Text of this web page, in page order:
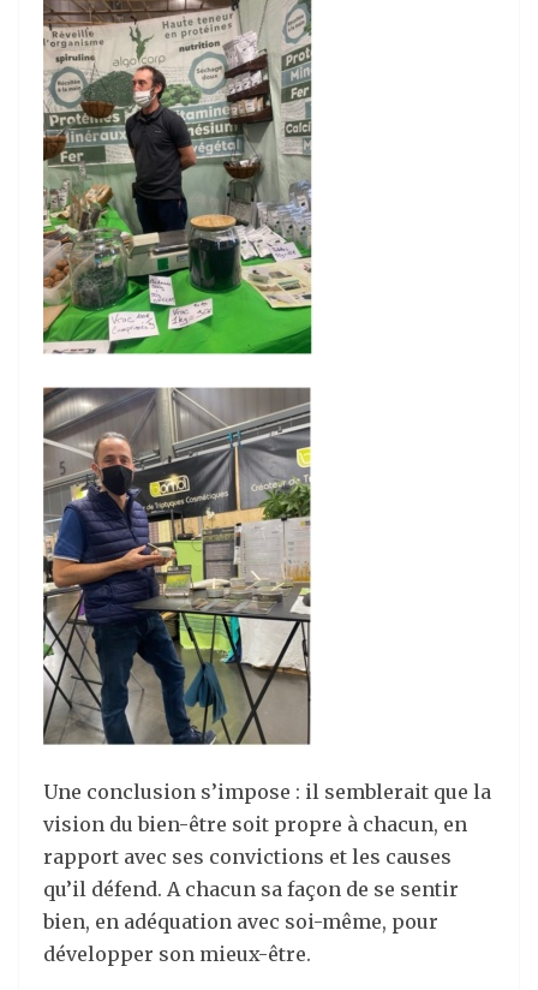
Une conclusion s’impose : il semblerait que la
vision du bien-être soit propre à chacun, en
rapport avec ses convictions et les causes
qu’il défend. A chacun sa façon de se sentir
bien, en adéquation avec soi-même, pour
développer son mieux-être.